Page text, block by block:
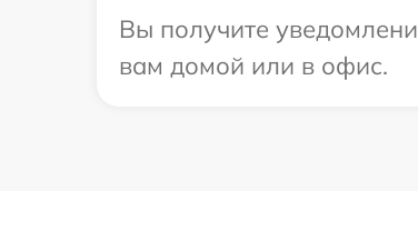
Вы получите
вам домой или в офис.